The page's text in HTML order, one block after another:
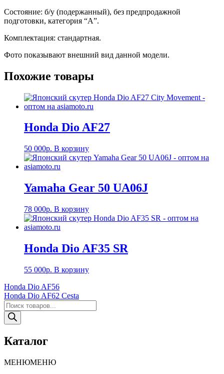
Состояние: б/у (подержанный), без предпродажной
подготовки, категория “А”.
Комплектация: стандартная.
Фото показывают внешний вид данной модели.
Похожие товары
Honda Dio AF27
50 000р. В корзину
Yamaha Gear 50 UA06J
78 000р. В корзину
Honda Dio AF35 SR
55 000р. В корзину
Навигация
по
записям
Honda Dio AF56
Honda Dio AF62 Cesta
Поиск
товаров
Каталог
МЕНЮМЕНЮ